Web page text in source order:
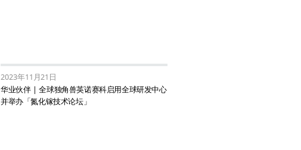
2023年11月21日
华业伙伴 | 全球独角兽英诺赛科启用全球研发中心
并举办「氮化镓技术论坛」